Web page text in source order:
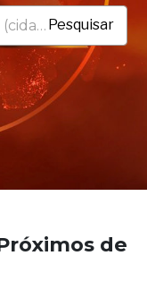
Pesquisar
de